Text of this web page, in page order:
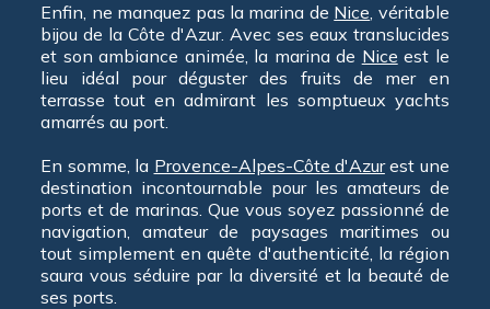
Enfin, ne manquez pas la marina de Nice, véritable
bijou de la Côte d'Azur. Avec ses eaux translucides
et son ambiance animée, la marina de Nice est le
lieu idéal pour déguster des fruits de mer en
terrasse tout en admirant les somptueux yachts
amarrés au port.
En somme, la Provence-Alpes-Côte d'Azurest une
destination incontournable pour les amateurs de
ports et de marinas. Que vous soyez passionné de
navigation, amateur de paysages maritimes ou
tout simplement en quête d'authenticité, la région
saura vous séduire par la diversité et la beauté de
ses ports.